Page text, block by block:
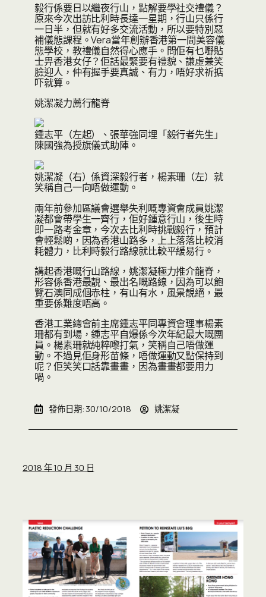
毅行係要日以繼夜行山，點解要學社交禮儀？
原來今次出訪比利時長達一星期，行山只係行
一日半，但就有好多交流活動，所以要特別惡
補儀態課程。Vera當年創辦香港第一間美容儀
態學校，教禮儀自然得心應手。問佢有乜嘢貼
士畀香港女仔？佢話最緊要有禮貌、謙虛兼笑
臉迎人，仲有握手要真誠、有力，唔好求祈掂
吓就算。
姚潔凝力薦行龍脊
鍾志平（左起）、張華強同埋「毅行者先生」
陳國強為授旗儀式助陣。
姚潔凝（右）係資深毅行者，楊素珊（左）就
笑稱自己一向唔做運動。
兩年前參加區議會選舉失利嘅專資會成員姚潔
凝都會帶學生一齊行，佢好鍾意行山，後生時
即一路考金章，今次去比利時挑戰毅行，預計
會輕鬆啲，因為香港山路多，上上落落比較消
耗體力，比利時毅行路線就比較平緩易行。
講起香港嘅行山路線，姚潔凝極力推介龍脊，
形容係香港最靚、最出名嘅路線，因為可以飽
覽石澳同成個赤柱，有山有水，風景靚絕，最
重要係難度唔高。
香港工業總會前主席鍾志平同專資會理事楊素
珊都有到場，鍾志平自爆係今次年紀最大嘅團
員。楊素珊就純粹嚟打氣，笑稱自己唔做運
動。不過見佢身形苗條，唔做運動又點保持到
呢？佢笑笑口話靠畫畫，因為畫畫都要用力
喎。
發佈日期: 30/10/2018 姚潔凝
2018 年 10 月 30 日